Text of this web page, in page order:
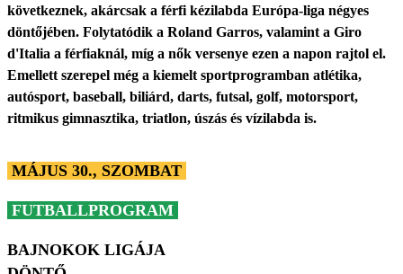
következnek, akárcsak a férfi kézilabda Európa-liga négyes
döntőjében. Folytatódik a Roland Garros, valamint a Giro
d'Italia a férfiaknál, míg a nők versenye ezen a napon rajtol el.
Emellett szerepel még a kiemelt sportprogramban atlétika,
autósport, baseball, biliárd, darts, futsal, golf, motorsport,
ritmikus gimnasztika, triatlon, úszás és vízilabda is.
MÁJUS 30., SZOMBAT
FUTBALLPROGRAM
BAJNOKOK LIGÁJA